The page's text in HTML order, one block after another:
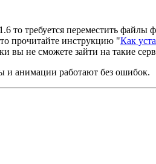
то требуется переместить файлы
прочитайте инструкцию "Как
вы не сможете зайти на такие
и анимации работают без ошибок.